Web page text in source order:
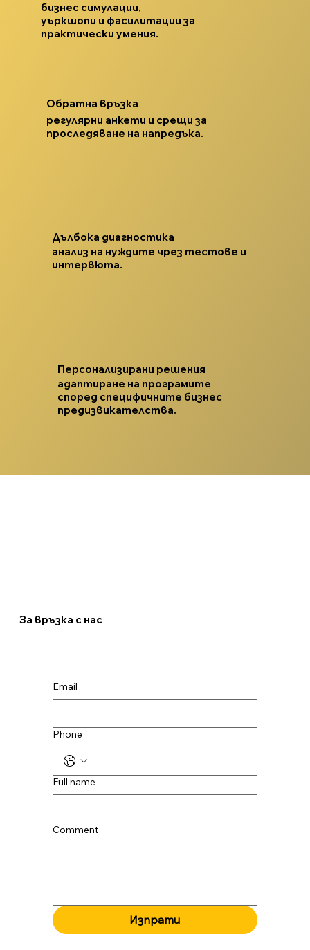
За връзка с нас
Email
Phone
Full name
Comment
Изпрати
Дълбока диагностика
анализ на нуждите чрез тестове и
интервюта.
Персонализирани решения
адаптиране на програмите
според специфичните бизнес
предизвикателства.
бизнес симулации,
уъркшопи и фасилитации за
практически умения.
Обратна връзка
регулярни анкети и срещи за
проследяване на напредъка.